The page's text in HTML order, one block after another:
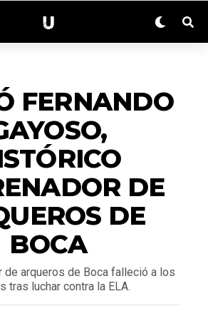
FERNANDO
DE
DE
BOCA
de arqueros de Boca falleció a los
tras luchar contra la ELA.